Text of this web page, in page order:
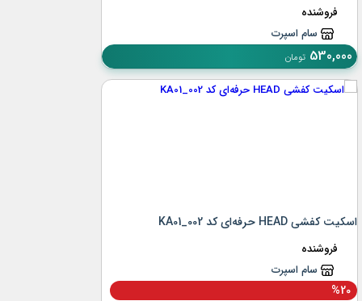
فروشنده
سام اسپرت
530,000 تومان
اسکیت کفشی HEAD حرفه‌ای کد KA01_002
فروشنده
سام اسپرت
%20